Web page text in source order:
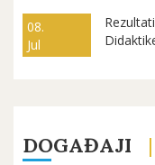
08.
Jul
DOGAĐAJI